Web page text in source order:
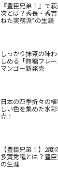
『豊臣兄弟！』で
次とは？秀長・秀
ねた実務派”の生涯
しっかり抹茶の味
しめる「無糖フレ
マンゴー新発売
日本の四季折々の
しい色を集めた水
売！
【豊臣兄弟！】2
多賀秀種とは？豊
の生涯